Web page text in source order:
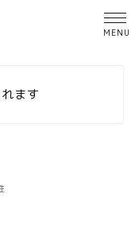
ます